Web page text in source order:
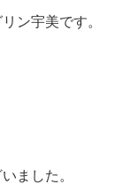
ン宇美です。
ました。